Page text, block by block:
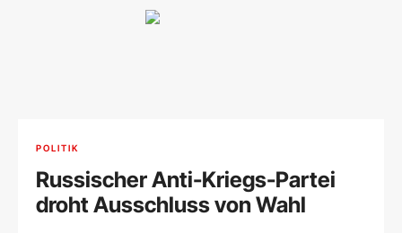
POLITIK
Russischer Anti-Kriegs-Partei
droht Ausschluss von Wahl